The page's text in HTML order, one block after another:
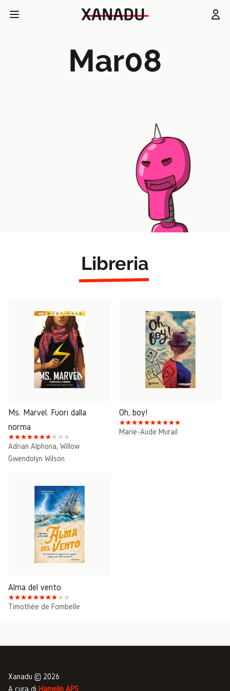
Mar08
Libreria
Ms. Marvel. Fuori dalla
norma
Adrian Alphona, Willow
Gwendolyn Wilson
Oh, boy!
Marie-Aude Murail
Alma del vento
Timothée de Fombelle
Xanadu © 2026
A cura di Hamelin APS